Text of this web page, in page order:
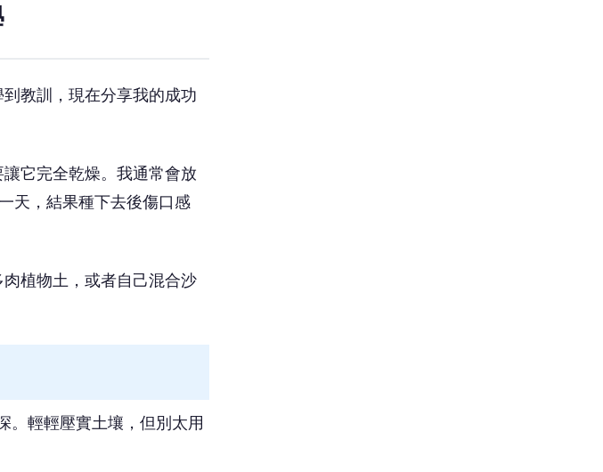
教訓，現在分享我的成功
它完全乾燥。我通常會放
天，結果種下去後傷口感
植物土，或者自己混合沙
。輕輕壓實土壤，但別太用